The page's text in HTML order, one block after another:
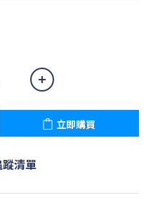
立即購買
清單